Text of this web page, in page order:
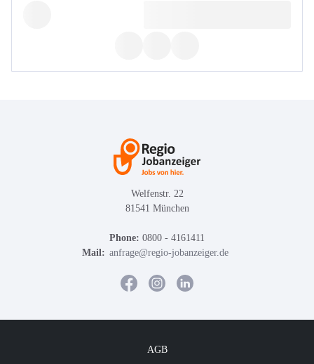
Welfenstr. 22
81541 München
Phone: 0800 - 4161411
Mail: anfrage@regio-jobanzeiger.de
AGB